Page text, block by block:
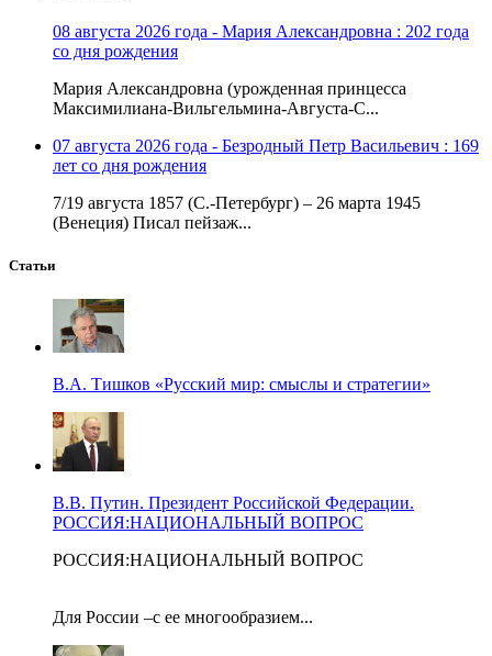
08 августа 2026 года - Мария Александровна : 202 года
со дня рождения
Мария Александровна (урожденная принцесса
Максимилиана-Вильгельмина-Августа-С...
07 августа 2026 года - Безродный Петр Васильевич : 169
лет со дня рождения
7/19 августа 1857 (С.-Петербург) – 26 марта 1945
(Венеция) Писал пейзаж...
Статьи
В.А. Тишков «Русский мир: смыслы и стратегии»
В.В. Путин. Президент Российской Федерации.
РОССИЯ:НАЦИОНАЛЬНЫЙ ВОПРОС
РОССИЯ:НАЦИОНАЛЬНЫЙ ВОПРОС
Для России –с ее многообразием...